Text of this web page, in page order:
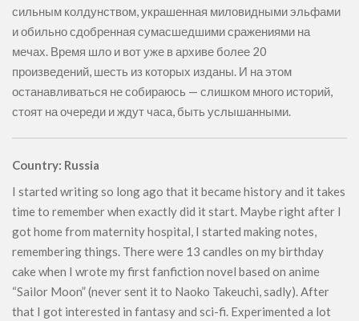
сильным колдунством, украшенная миловидными эльфами
и обильно сдобренная сумасшедшими сражениями на
мечах. Время шло и вот уже в архиве более 20
произведений, шесть из которых изданы. И на этом
останавливаться не собираюсь — слишком много историй,
стоят на очереди и ждут часа, быть услышанными.
Country: Russia
I started writing so long ago that it became history and it takes
time to remember when exactly did it start. Maybe right after I
got home from maternity hospital, I started making notes,
remembering things. There were 13 candles on my birthday
cake when I wrote my first fanfiction novel based on anime
“Sailor Moon” (never sent it to Naoko Takeuchi, sadly). After
that I got interested in fantasy and sci-fi. Experimented a lot